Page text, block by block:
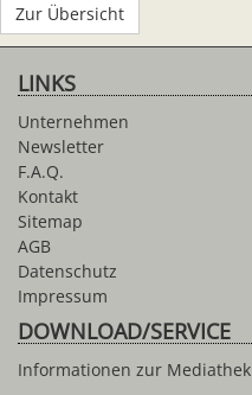
Zur Übersicht
LINKS
Unternehmen
Newsletter
F.A.Q.
Kontakt
Sitemap
AGB
Datenschutz
Impressum
DOWNLOAD/SERVICE
Informationen zur Mediathek